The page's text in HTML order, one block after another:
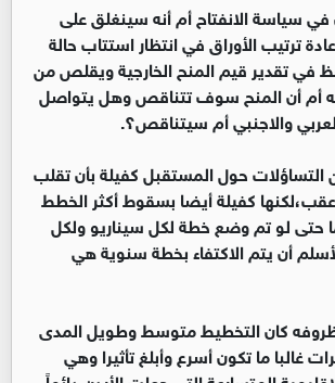
سياسة الانفتاح أم أنه سينغلق على
ترتيب الأوراق في انتظار استتاب حالة
في تقدير قيم المنح الخارجية ويقلص من
أم أن المنح سوف تتناقص وهل يتواصل
والاجنبي أم سيتناقص؟.
حول المستقبل كفيلة بأن تقلب
كفيلة أيضا بسقوط أكثر الخطط
حتى لو تم وضع خطة لكل سيناريو ولكل
أن يتم الاكتفاء بخطة سنوية هي
كان التخطيط متوسط وطويل المدى
غالبا ما تكون أسرع وأبلغ تأثيرا وهي